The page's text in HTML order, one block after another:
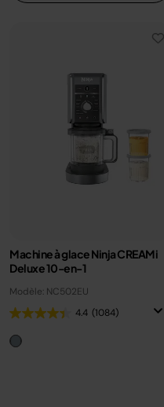
Machine à glace Ninja CREAMi
Deluxe 10-en-1
Modèle: NC502EU
4.4 (1084)